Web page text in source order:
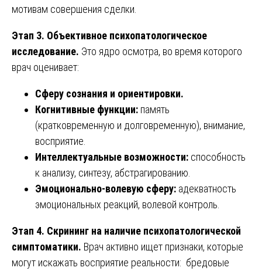
мотивам совершения сделки.
Этап 3. Объективное психопатологическое
исследование. Это ядро осмотра, во время которого
врач оценивает:
Сферу сознания и ориентировки.
Когнитивные функции: память
(кратковременную и долговременную), внимание,
восприятие.
Интеллектуальные возможности: способность
к анализу, синтезу, абстрагированию.
Эмоционально-волевую сферу: адекватность
эмоциональных реакций, волевой контроль.
Этап 4. Скрининг на наличие психопатологической
симптоматики. Врач активно ищет признаки, которые
могут искажать восприятие реальности: бредовые